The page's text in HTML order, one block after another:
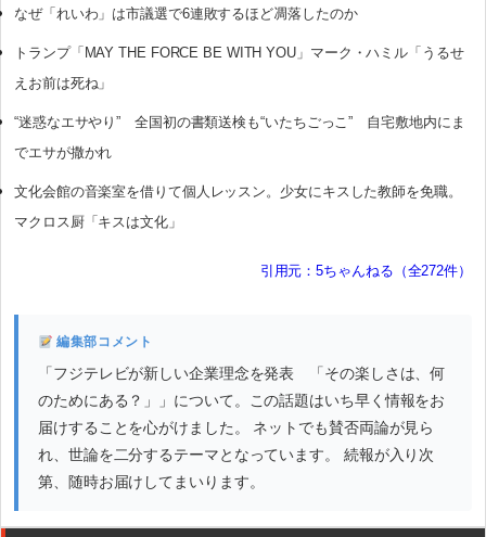
なぜ「れいわ」は市議選で6連敗するほど凋落したのか
トランプ「MAY THE FORCE BE WITH YOU」マーク・ハミル「うるせ
えお前は死ね」
“迷惑なエサやり” 全国初の書類送検も“いたちごっこ” 自宅敷地内にま
でエサが撒かれ
文化会館の音楽室を借りて個人レッスン。少女にキスした教師を免職。
マクロス厨「キスは文化」
引用元：5ちゃんねる（全272件）
編集部コメント
「フジテレビが新しい企業理念を発表 「その楽しさは、何
のためにある？」」について。この話題はいち早く情報をお
届けすることを心がけました。 ネットでも賛否両論が見ら
れ、世論を二分するテーマとなっています。 続報が入り次
第、随時お届けしてまいります。